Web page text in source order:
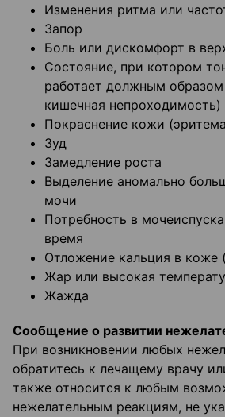
Изменения ритма или
Запор
Боль или дискомфорт в
Состояние, при котором
работает должным образом
кишечная непроходимость)
Покраснение кожи
Зуд
Замедление роста
Выделение аномально
мочи
Потребность в
время
Отложение кальция в коже
Жар или высокая
Жажда
Сообщение о развитии
При возникновении любых
обратитесь к лечащему врачу
также относится к любым
нежелательным реакциям, не